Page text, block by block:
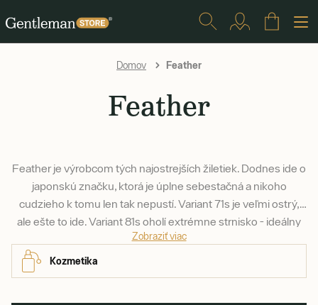
Domov Feather
Feather
Feather je výrobcom tých najostrejších žiletiek. Dodnes ide o
japonskú značku, ktorá je úplne sebestačná a nikoho
cudzieho k tomu len tak nepustí. Variant 71s je veľmi ostrý,
ale ešte to ide. Variant 81s oholí extrémne strnisko - ideálny
pre istú ruku a hustú bradu a fúzy.
Zobraziť viac
Kozmetika